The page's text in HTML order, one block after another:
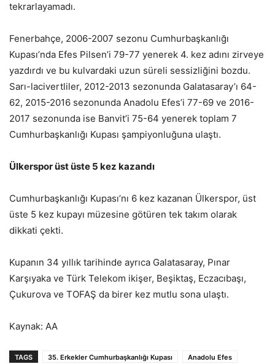
tekrarlayamadı.
Fenerbahçe, 2006-2007 sezonu Cumhurbaşkanlığı
Kupası’nda Efes Pilsen’i 79-77 yenerek 4. kez adını zirveye
yazdırdı ve bu kulvardaki uzun süreli sessizliğini bozdu.
Sarı-lacivertliler, 2012-2013 sezonunda Galatasaray’ı 64-
62, 2015-2016 sezonunda Anadolu Efes’i 77-69 ve 2016-
2017 sezonunda ise Banvit’i 75-64 yenerek toplam 7
Cumhurbaşkanlığı Kupası şampiyonluğuna ulaştı.
Ülkerspor üst üste 5 kez kazandı
Cumhurbaşkanlığı Kupası’nı 6 kez kazanan Ülkerspor, üst
üste 5 kez kupayı müzesine götüren tek takım olarak
dikkati çekti.
Kupanın 34 yıllık tarihinde ayrıca Galatasaray, Pınar
Karşıyaka ve Türk Telekom ikişer, Beşiktaş, Eczacıbaşı,
Çukurova ve TOFAŞ da birer kez mutlu sona ulaştı.
Kaynak: AA
TAGS 35. Erkekler Cumhurbaşkanlığı Kupası
Anadolu Efes